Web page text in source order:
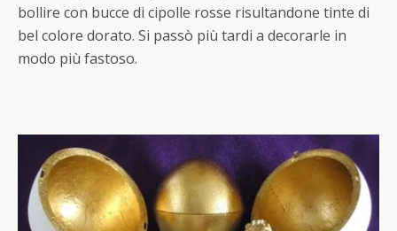
bollire con bucce di cipolle rosse risultandone tinte di
bel colore dorato. Si passò più tardi a decorarle in
modo più fastoso.